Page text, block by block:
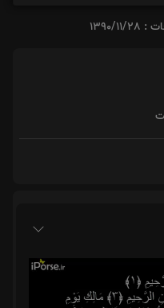
11/28